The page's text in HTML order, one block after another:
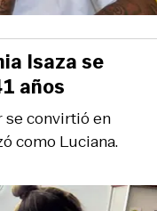
se convirtió en
como Luciana.
Isaza se
años